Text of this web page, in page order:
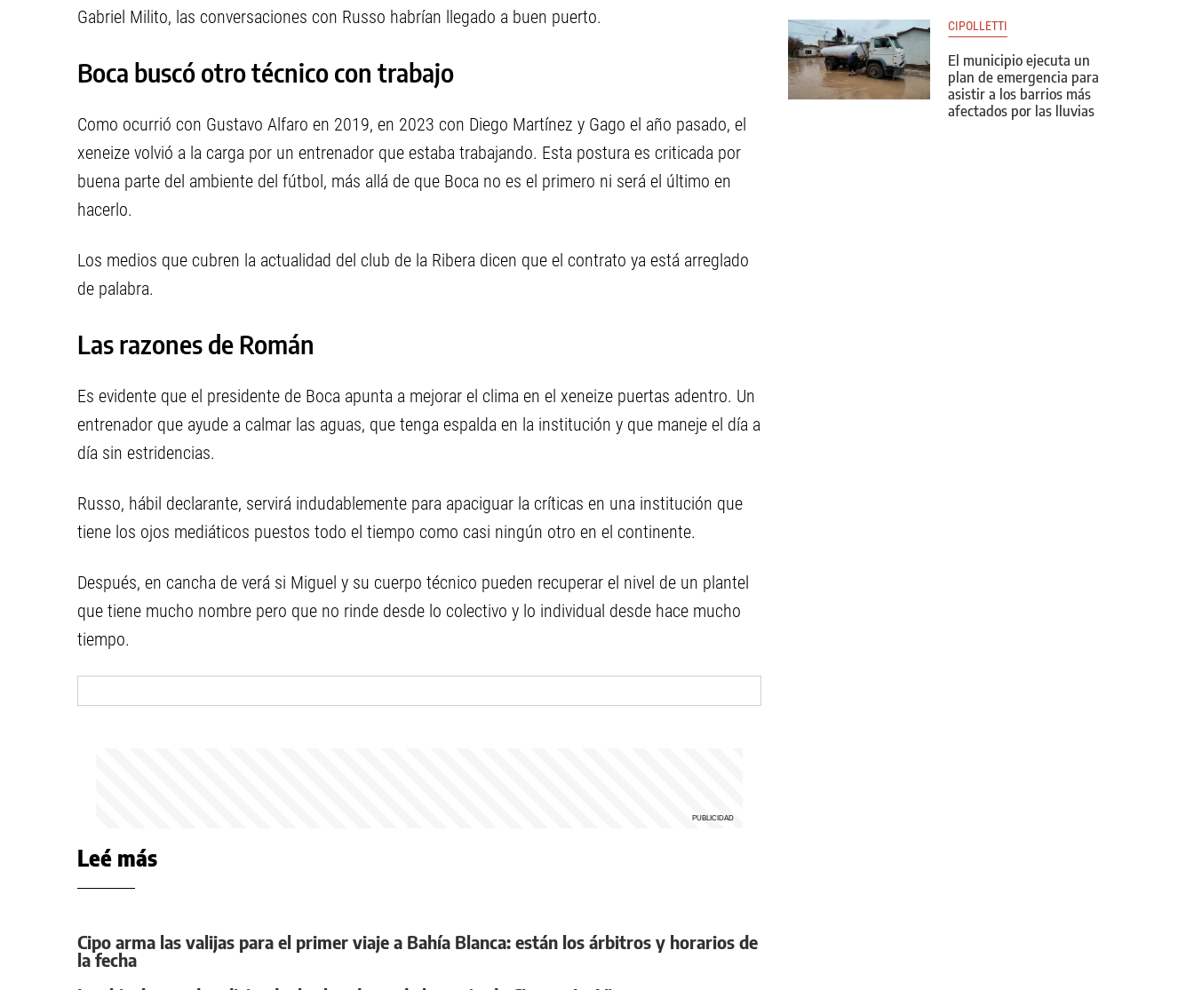
Gabriel Milito, las conversaciones con Russo habrían llegado a buen puerto.
Boca buscó otro técnico con trabajo
Como ocurrió con Gustavo Alfaro en 2019, en 2023 con Diego Martínez y Gago el año pasado, el
xeneize volvió a la carga por un entrenador que estaba trabajando. Esta postura es criticada por
buena parte del ambiente del fútbol, más allá de que Boca no es el primero ni será el último en
hacerlo.
Los medios que cubren la actualidad del club de la Ribera dicen que el contrato ya está arreglado
de palabra.
Las razones de Román
Es evidente que el presidente de Boca apunta a mejorar el clima en el xeneize puertas adentro. Un
entrenador que ayude a calmar las aguas, que tenga espalda en la institución y que maneje el día a
día sin estridencias.
Russo, hábil declarante, servirá indudablemente para apaciguar la críticas en una institución que
tiene los ojos mediáticos puestos todo el tiempo como casi ningún otro en el continente.
Después, en cancha de verá si Miguel y su cuerpo técnico pueden recuperar el nivel de un plantel
que tiene mucho nombre pero que no rinde desde lo colectivo y lo individual desde hace mucho
tiempo.
Leé más
Cipo arma las valijas para el primer viaje a Bahía Blanca: están los árbitros y horarios de
la fecha
CIPOLLETTI
El municipio ejecuta un
plan de emergencia para
asistir a los barrios más
afectados por las lluvias